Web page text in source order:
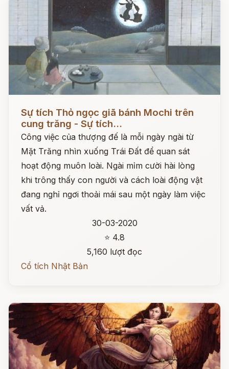
Sự tích Thỏ ngọc giã bánh Mochi trên
cung trăng - Sự tích...
Công việc của thượng đế là mỗi ngày ngài từ
Mặt Trăng nhìn xuống Trái Đất để quan sát
hoạt động muôn loài. Ngài mỉm cười hài lòng
khi trông thấy con người và cách loài động vật
đang nghỉ ngơi thoải mái sau một ngày làm việc
vất vả.
30-03-2020
⭐ 4.8
5,160 lượt đọc
Cổ tích Nhật Bản